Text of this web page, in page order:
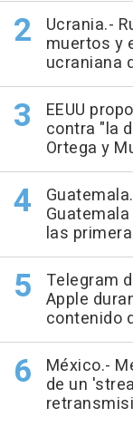
Ucrania.-
muertos y
ucraniana
EEUU
contra "la
Ortega y
las
Telegram
Apple
contenido
México.-
de un